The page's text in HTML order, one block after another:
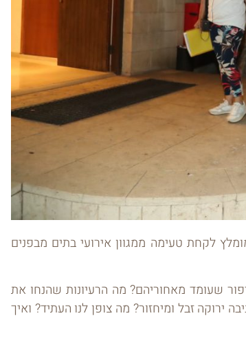
לקחת טעימה ממגוון אירועי בתים מבפנים
שעומד מאחוריהם? מה הרעיונות שהנחו את
ירוקה זבל ומיחזור? מה צופן לנו העתיד? ואיך